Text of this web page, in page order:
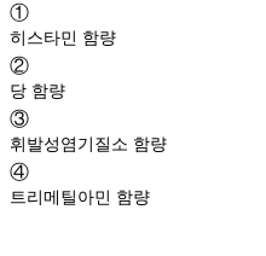
①
히스타민 함량
②
당 함량
③
휘발성염기질소 함량
④
트리메틸아민 함량